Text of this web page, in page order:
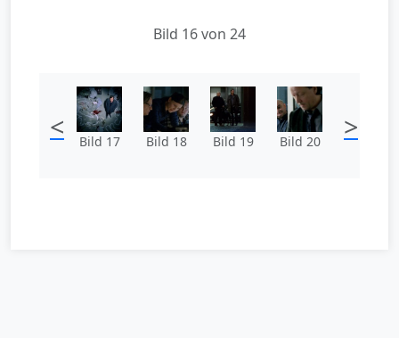
Bild 16 von 24
< Bild 17 Bild 18 Bild 19 Bild 20 >